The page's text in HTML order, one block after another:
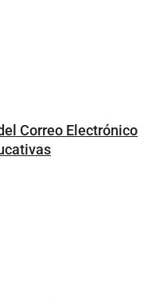
Correo Electrónico